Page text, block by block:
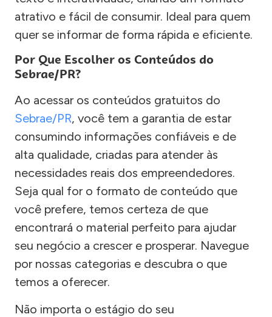
atrativo e fácil de consumir. Ideal para quem
quer se informar de forma rápida e eficiente.
Por Que Escolher os Conteúdos do
Sebrae/PR?
Ao acessar os conteúdos gratuitos do
Sebrae/PR, você tem a garantia de estar
consumindo informações confiáveis e de
alta qualidade, criadas para atender às
necessidades reais dos empreendedores.
Seja qual for o formato de conteúdo que
você prefere, temos certeza de que
encontrará o material perfeito para ajudar
seu negócio a crescer e prosperar. Navegue
por nossas categorias e descubra o que
temos a oferecer.
Não importa o estágio do seu